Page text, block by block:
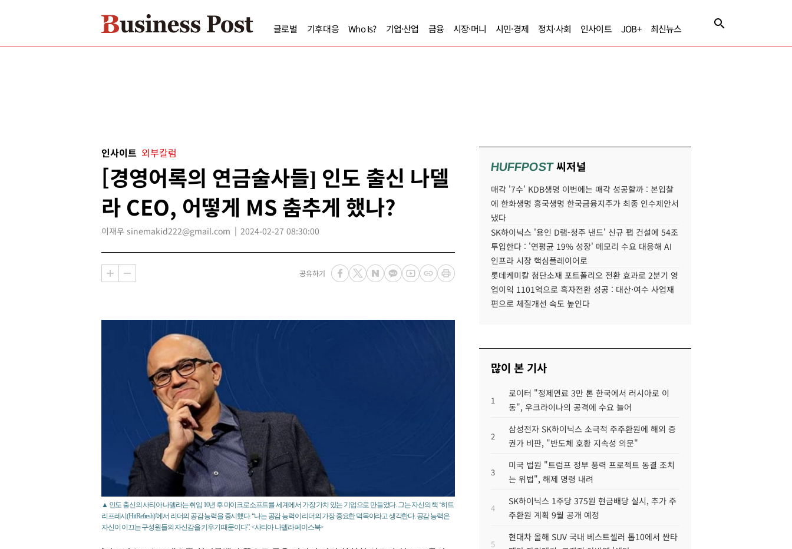
글로벌 기후대응 Who Is? 기업·산업 금융 시장·머니 시민·경제 정치·사회 인사이트 JOB+ 최신뉴스
인사이트 외부칼럼
[경영어록의 연금술사들] 인도 출신 나델
라 CEO, 어떻게 MS 춤추게 했나?
이재우 sinemakid222@gmail.com 2024-02-27 08:30:00
공유하기
▲ 인도 출신의 사티아 나델라는 취임 10년 후 마이크로소프트를 세계에서 가장 가치 있는 기업으로 만들었다. 그는 자신의 책 ‘히트
리프레시(Hit Refresh)’에서 리더의 공감 능력을 중시했다. “나는 공감 능력이 리더의 가장 중요한 덕목이라고 생각한다. 공감 능력은
자신이 이끄는 구성원들의 자신감을 키우기 때문이다”. <사티아 나델라 페이스북>
HUFFPOST씨저널
매각 '7수' KDB생명 이번에는 매각 성공할까 : 본입찰
에 한화생명 흥국생명 한국금융지주가 최종 인수제안서
냈다
SK하이닉스 '용인 D램-청주 낸드' 신규 팹 건설에 54조
투입한다 : '연평균 19% 성장' 메모리 수요 대응해 AI
인프라 시장 핵심플레이어로
롯데케미칼 첨단소재 포트폴리오 전환 효과로 2분기 영
업이익 1101억으로 흑자전환 성공 : 대산·여수 사업재
편으로 체질개선 속도 높인다
많이 본 기사
1
로이터 "정제연료 3만 톤 한국에서 러시아로 이
동", 우크라이나의 공격에 수요 늘어
2
삼성전자 SK하이닉스 소극적 주주환원에 해외 증
권가 비판, "반도체 호황 지속성 의문"
3
미국 법원 "트럼프 정부 풍력 프로젝트 동결 조치
는 위법", 해제 명령 내려
4
SK하이닉스 1주당 375원 현금배당 실시, 추가 주
주환원 계획 9월 공개 예정
5
현대차 올해 SUV 국내 베스트셀러 톱10에서 싼타